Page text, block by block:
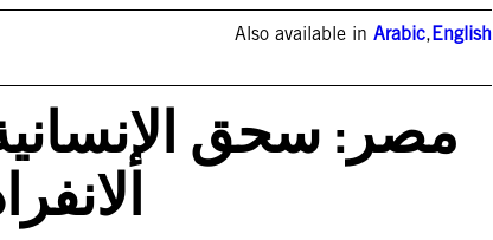
Also available inArabic,English
مصر: سحق